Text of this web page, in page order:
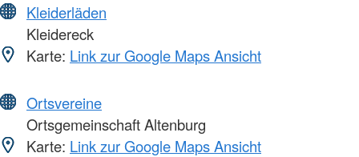
Kleiderläden
Kleidereck
Karte: Link zur Google Maps Ansicht
Ortsvereine
Ortsgemeinschaft Altenburg
Karte: Link zur Google Maps Ansicht